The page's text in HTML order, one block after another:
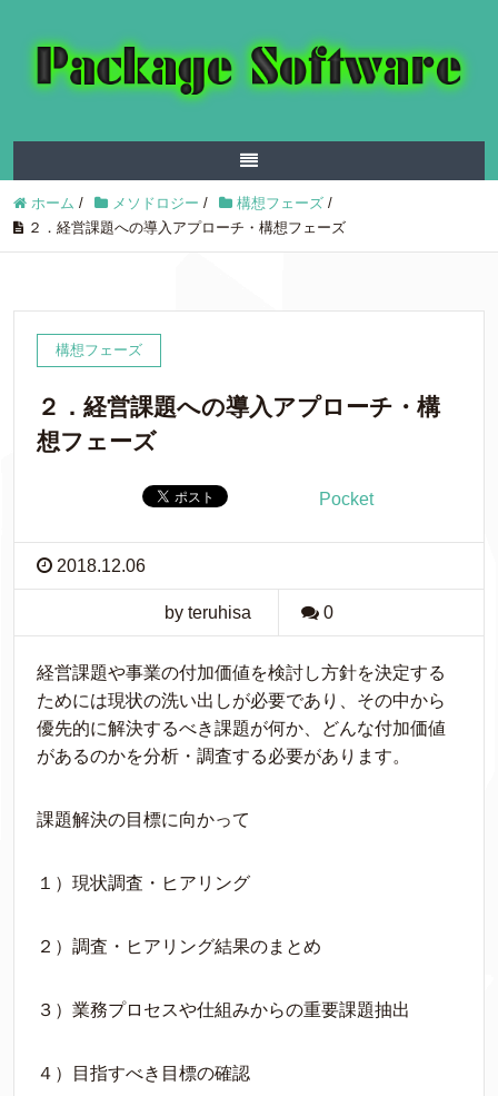
ホーム / メソドロジー / 構想フェーズ /
２．経営課題への導入アプローチ・構想フェーズ
構想フェーズ
２．経営課題への導入アプローチ・構
想フェーズ
Pocket
2018.12.06
by teruhisa 0
経営課題や事業の付加価値を検討し方針を決定する
ためには現状の洗い出しが必要であり、その中から
優先的に解決するべき課題が何か、どんな付加価値
があるのかを分析・調査する必要があります。
課題解決の目標に向かって
１）現状調査・ヒアリング
２）調査・ヒアリング結果のまとめ
３）業務プロセスや仕組みからの重要課題抽出
４）目指すべき目標の確認